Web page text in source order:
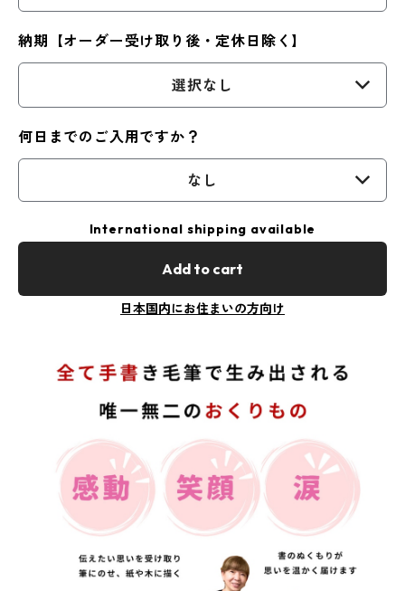
納期【オーダー受け取り後・定休日除く】
選択なし
何日までのご入用ですか？
なし
International shipping available
Add to cart
日本国内にお住まいの方向け